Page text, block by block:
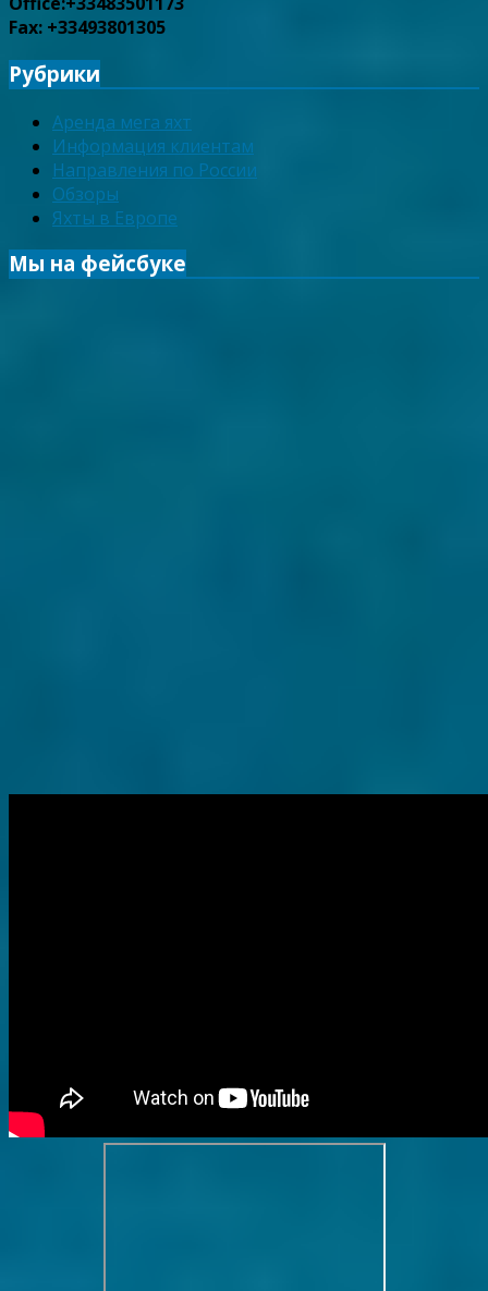
Fax: +33493801305
Рубрики
Аренда мега яхт
Информация клиентам
Направления по России
Обзоры
Яхты в Европе
Мы на фейсбуке